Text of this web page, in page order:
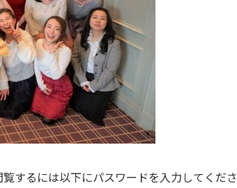
するには以下にパスワードを入力してくださ